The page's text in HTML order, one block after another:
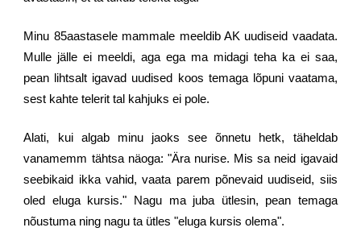
Minu 85aastasele mammale meeldib AK uudiseid vaadata.
Mulle jälle ei meeldi, aga ega ma midagi teha ka ei saa,
pean lihtsalt igavad uudised koos temaga lõpuni vaatama,
sest kahte telerit tal kahjuks ei pole.
Alati, kui algab minu jaoks see õnnetu hetk, täheldab
vanamemm tähtsa näoga: "Ära nurise. Mis sa neid igavaid
seebikaid ikka vahid, vaata parem põnevaid uudiseid, siis
oled eluga kursis." Nagu ma juba ütlesin, pean temaga
nõustuma ning nagu ta ütles "eluga kursis olema".